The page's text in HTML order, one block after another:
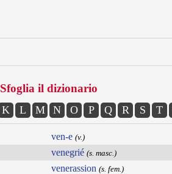
Sfoglia il dizionario
K L M N O P Q R S T
ven-e (v.)
venegrié (s. masc.)
venerassion (s. fem.)